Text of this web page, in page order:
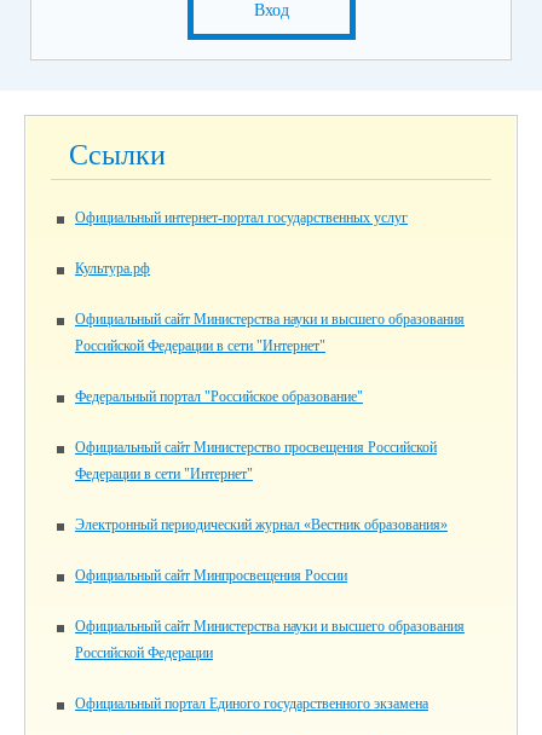
Вход
Ссылки
Официальный интернет-портал государственных услуг
Культура.рф
Официальный сайт Министерства науки и высшего образования
Российской Федерации в сети "Интернет"
Федеральный портал "Российское образование"
Официальный сайт Министерство просвещения Российской
Федерации в сети "Интернет"
Электронный периодический журнал «Вестник образования»
Официальный сайт Минпросвещения России
Официальный сайт Министерства науки и высшего образования
Российской Федерации
Официальный портал Единого государственного экзамена